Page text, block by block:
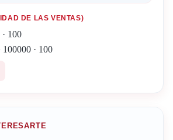
DE LAS VENTAS)
100
· 100